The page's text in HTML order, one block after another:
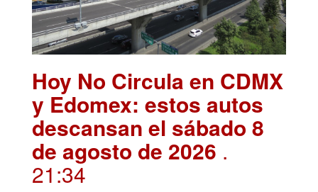
Hoy No Circula en CDMX
y Edomex: estos autos
descansan el sábado 8
de agosto de 2026 .
21:34